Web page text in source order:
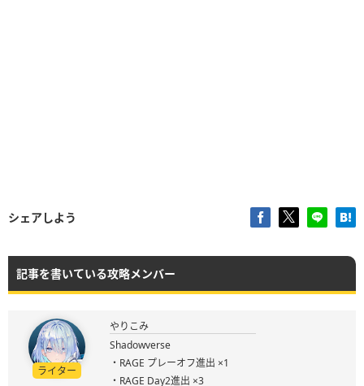
シェアしよう
記事を書いている攻略メンバー
ライター
やりこみ
Shadowverse
・RAGE プレーオフ進出 ×1
・RAGE Day2進出 ×3